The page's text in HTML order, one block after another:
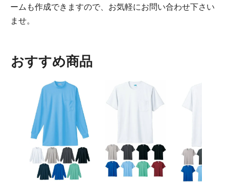
ームも作成できますので、お気軽にお問い合わせ下さい
ませ。
おすすめ商品